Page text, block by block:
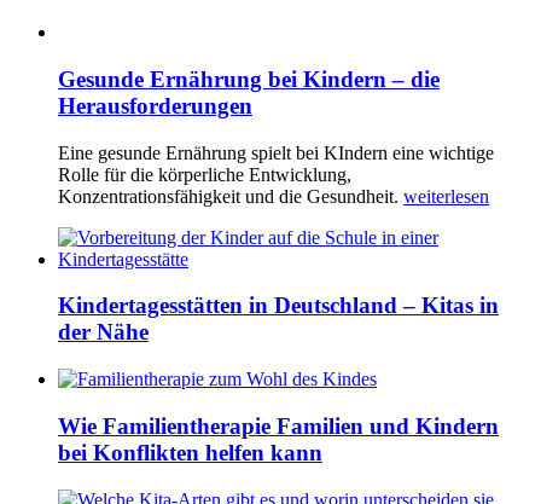
Gesunde Ernährung bei Kindern – die
Herausforderungen
Eine gesunde Ernährung spielt bei KIndern eine wichtige
Rolle für die körperliche Entwicklung,
Konzentrationsfähigkeit und die Gesundheit. weiterlesen
Kindertagesstätten in Deutschland – Kitas in
der Nähe
Wie Familientherapie Familien und Kindern
bei Konflikten helfen kann